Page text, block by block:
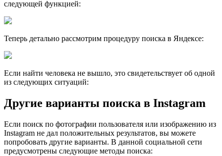
следующей функцией:
Теперь детально рассмотрим процедуру поиска в Яндексе:
Если найти человека не вышло, это свидетельствует об одной
из следующих ситуаций:
Другие варианты поиска в Instagram
Если поиск по фотографии пользователя или изображению из
Instagram не дал положительных результатов, вы можете
попробовать другие варианты. В данной социальной сети
предусмотрены следующие методы поиска: